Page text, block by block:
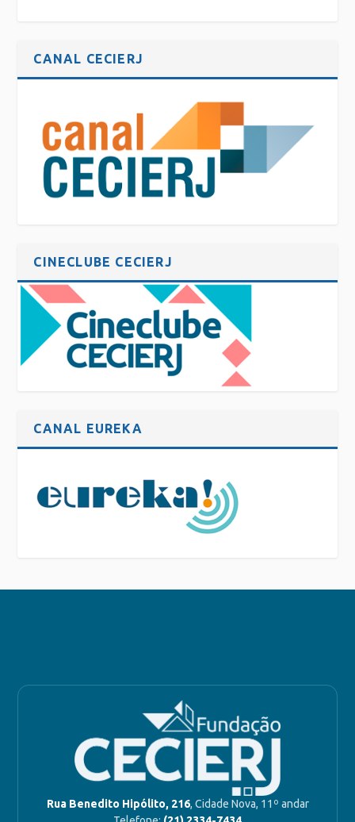
CANAL CECIERJ
CINECLUBE CECIERJ
CANAL EUREKA
Rua Benedito Hipólito, 216, Cidade Nova, 11º andar